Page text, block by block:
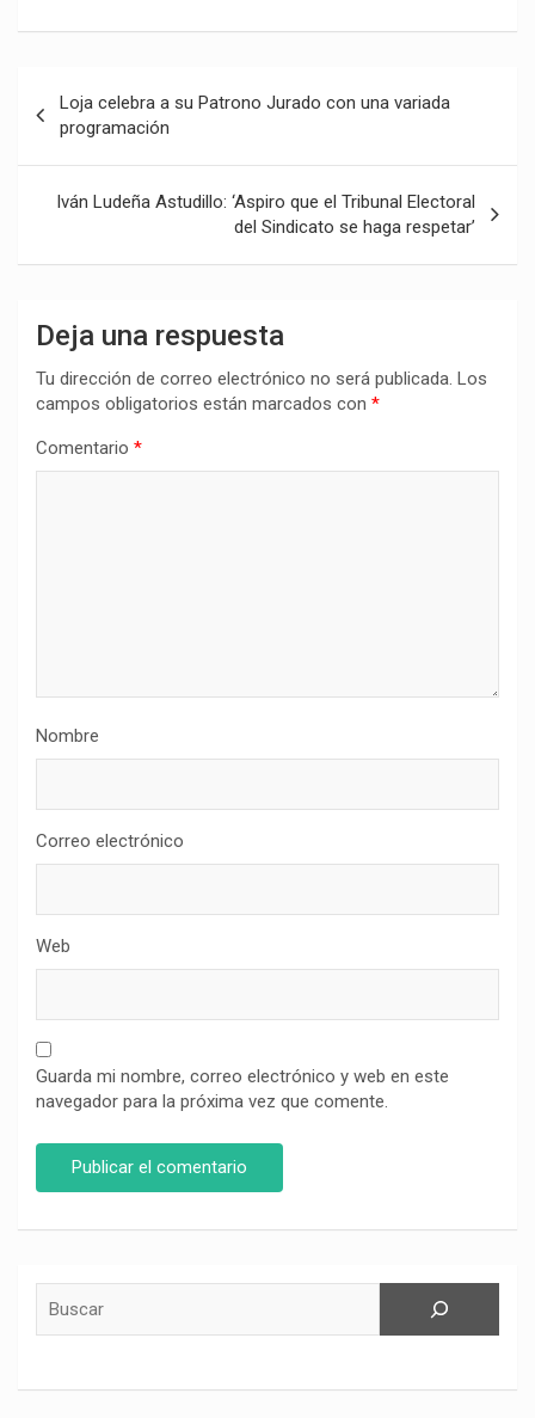
de
entradas
Loja celebra a su Patrono Jurado con una variada
programación
Iván Ludeña Astudillo: ‘Aspiro que el Tribunal Electoral
del Sindicato se haga respetar’
Deja una respuesta
Tu dirección de correo electrónico no será publicada. Los
campos obligatorios están marcados con *
Comentario *
Nombre
Correo electrónico
Web
Guarda mi nombre, correo electrónico y web en este
navegador para la próxima vez que comente.